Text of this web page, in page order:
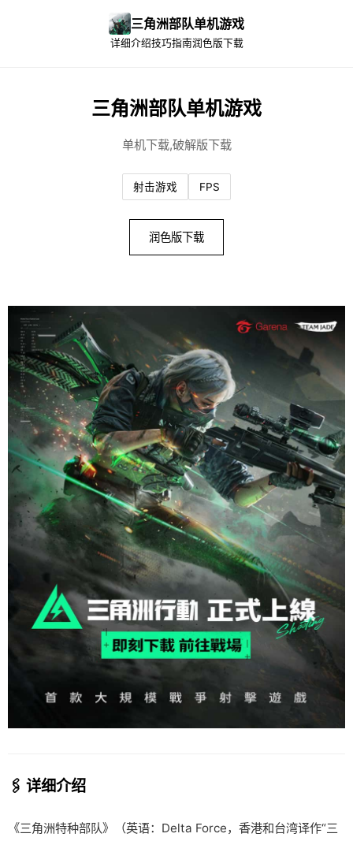
三角洲部队单机游戏
详细介绍技巧指南润色版下载
三角洲部队单机游戏
单机下载,破解版下载
射击游戏 FPS
润色版下载
🖇️ 详细介绍
《三角洲特种部队》（英语：Delta Force，香港和台湾译作“三